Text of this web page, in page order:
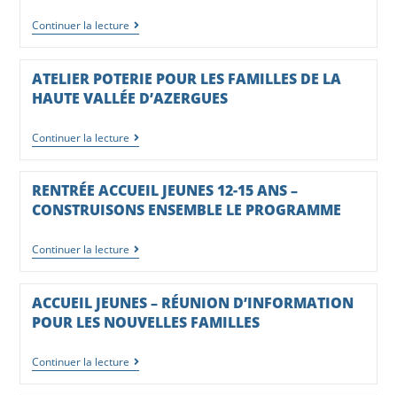
Continuer la lecture
ATELIER POTERIE POUR LES FAMILLES DE LA
HAUTE VALLÉE D’AZERGUES
Continuer la lecture
RENTRÉE ACCUEIL JEUNES 12-15 ANS –
CONSTRUISONS ENSEMBLE LE PROGRAMME
Continuer la lecture
ACCUEIL JEUNES – RÉUNION D’INFORMATION
POUR LES NOUVELLES FAMILLES
Continuer la lecture